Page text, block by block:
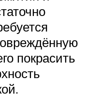
покрасить